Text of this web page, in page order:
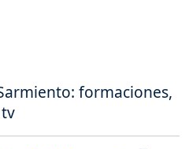
formaciones,